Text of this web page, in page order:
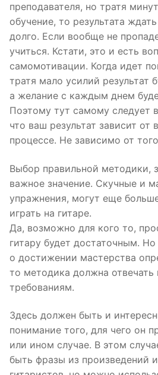
преподавателя, но тратя
обучение, то результата
долго. Если вообще не
учиться. Кстати, это и есть
самомотивации. Когда идет
тратя мало усилий результат
а желание с каждым днем
Поэтому тут самому следует
что ваш результат зависит от
процессе. Не зависимо от
Выбор правильной методики,
важное значение. Скучные и
упражнения, могут еще
играть на гитаре.
Да, возможно для кого то,
гитару будет достаточным.
о достижении мастерства
то методика должна отвечать
требованиям.
Здесь должен быть и
понимание того, для чего он
или ином случае. В этом
быть фразы из произведений